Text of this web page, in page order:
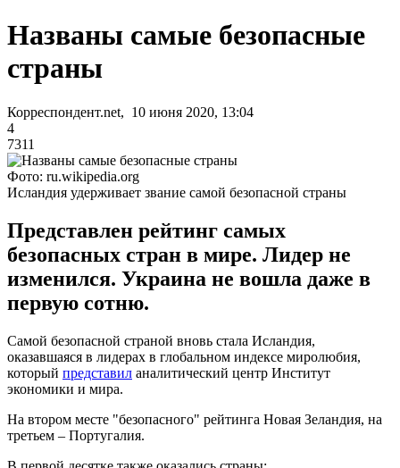
Названы самые безопасные
страны
Корреспондент.net, 10 июня 2020, 13:04
4
7311
Фото: ru.wikipedia.org
Исландия удерживает звание самой безопасной страны
Представлен рейтинг самых
безопасных стран в мире. Лидер не
изменился. Украина не вошла даже в
первую сотню.
Самой безопасной страной вновь стала Исландия,
оказавшаяся в лидерах в глобальном индексе миролюбия,
который представил аналитический центр Институт
экономики и мира.
На втором месте "безопасного" рейтинга Новая Зеландия, на
третьем – Португалия.